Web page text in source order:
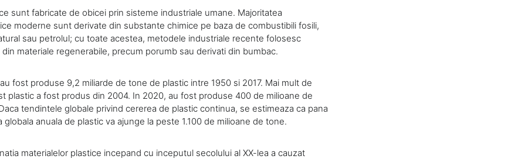
sunt fabricate de obicei prin sisteme industriale umane. Majoritatea
moderne sunt derivate din substante chimice pe baza de combustibili fosili,
sau petrolul; cu toate acestea, metodele industriale recente folosesc
materiale regenerabile, precum porumb sau derivati ​​din bumbac.
fost produse 9,2 miliarde de tone de plastic intre 1950 si 2017. Mai mult de
plastic a fost produs din 2004. In 2020, au fost produse 400 de milioane de
tendintele globale privind cererea de plastic continua, se estimeaza ca pana
anuala de plastic va ajunge la peste 1.100 de milioane de tone.
materialelor plastice incepand cu inceputul secolului al XX-lea a cauzat